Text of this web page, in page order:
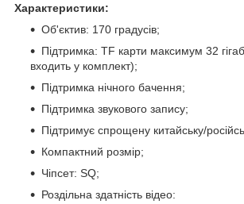
Характеристики:
Об'єктив: 170 градусів;
Підтримка: TF карти максимум 32
входить у комплект);
Підтримка нічного бачення;
Підтримка звукового запису;
Підтримує спрощену китайську/
Компактний розмір;
Чіпсет: SQ;
Роздільна здатність відео: